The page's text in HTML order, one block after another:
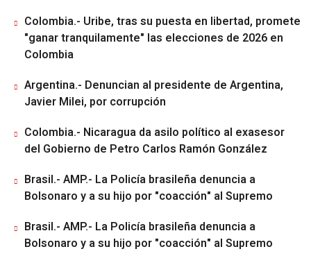
Colombia.- Uribe, tras su puesta en libertad, promete
"ganar tranquilamente" las elecciones de 2026 en
Colombia
Argentina.- Denuncian al presidente de Argentina,
Javier Milei, por corrupción
Colombia.- Nicaragua da asilo político al exasesor
del Gobierno de Petro Carlos Ramón González
Brasil.- AMP.- La Policía brasileña denuncia a
Bolsonaro y a su hijo por "coacción" al Supremo
Brasil.- AMP.- La Policía brasileña denuncia a
Bolsonaro y a su hijo por "coacción" al Supremo